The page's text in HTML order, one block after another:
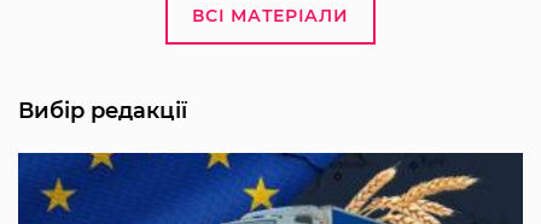
ВСІ МАТЕРІАЛИ
Вибір редакції